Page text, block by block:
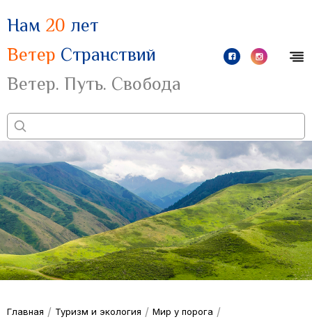
Нам 20 лет
Ветер Странствий
Ветер. Путь. Свобода
Главная / Туризм и экология / Мир у порога /